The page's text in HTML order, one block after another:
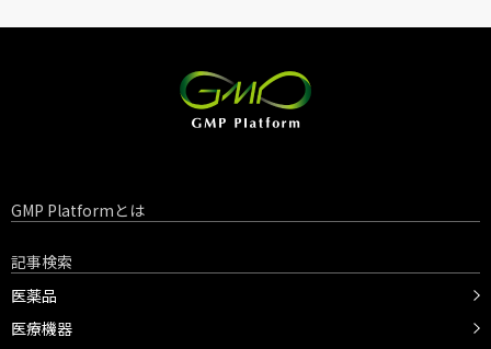
GMP Platformとは
記事検索
医薬品
医療機器